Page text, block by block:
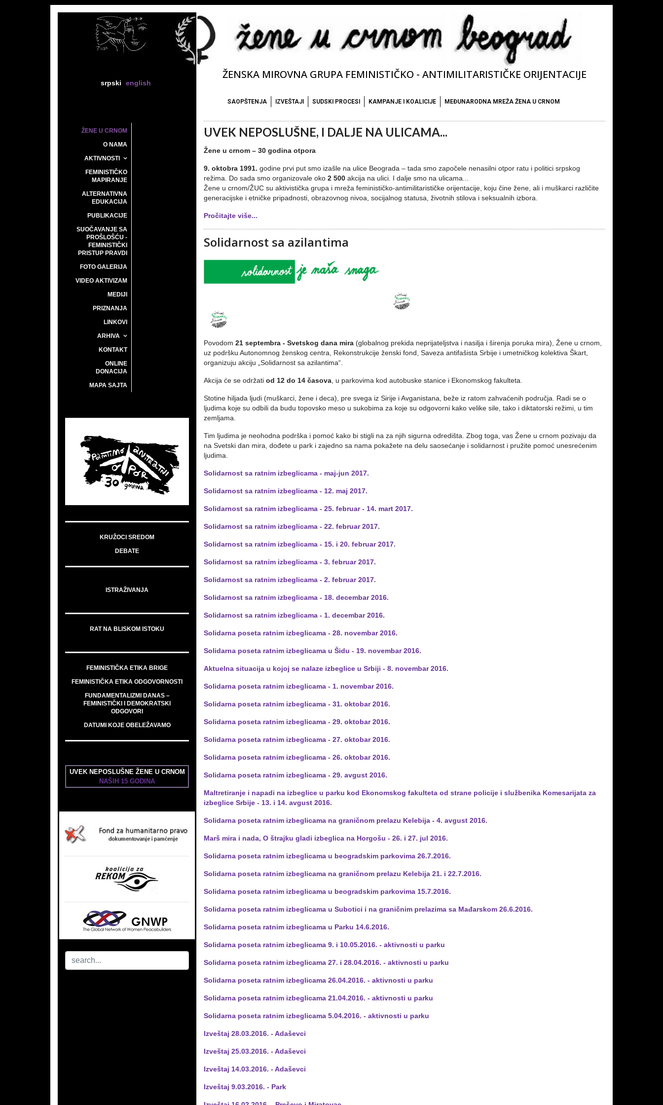
srpski english
ŽENSKA MIROVNA GRUPA FEMINISTIČKO - ANTIMILITARISTIČKE ORIJENTACIJE
SAOPŠTENJA IZVEŠTAJI SUDSKI PROCESI KAMPANJE I KOALICIJE MEĐUNARODNA MREŽA ŽENA U CRNOM
ŽENE U CRNOM
O NAMA
AKTIVNOSTI
FEMINISTIČKO
MAPIRANJE
ALTERNATIVNA
EDUKACIJA
PUBLIKACIJE
SUOČAVANJE SA
PROŠLOŠĆU -
FEMINISTIČKI
PRISTUP PRAVDI
FOTO GALERIJA
VIDEO AKTIVIZAM
MEDIJI
PRIZNANJA
LINKOVI
ARHIVA
KONTAKT
ONLINE
DONACIJA
MAPA SAJTA
KRUŽOCI SREDOM
DEBATE
ISTRAŽIVANJA
RAT NA BLISKOM ISTOKU
FEMINISTIČKA ETIKA BRIGE
FEMINISTIČKA ETIKA ODGOVORNOSTI
FUNDAMENTALIZMI DANAS –
FEMINISTIČKI I DEMOKRATSKI
ODGOVORI
DATUMI KOJE OBELEŽAVAMO
UVEK NEPOSLUŠNE ŽENE U CRNOM
NAŠIH 15 GODINA
UVEK NEPOSLUŠNE, I DALJE NA ULICAMA...
Žene u crnom – 30 godina otpora
9. oktobra 1991. godine prvi put smo izašle na ulice Beograda – tada smo započele nenasilni otpor ratu i politici srpskog
režima. Do sada smo organizovale oko2 500 akcija na ulici. I dalje smo na ulicama...
Žene u crnom/ŽUC su aktivistička grupa i mreža feminističko-antimilitarističke orijentacije, koju čine žene, ali i muškarci različite
generacijske i etničke pripadnosti, obrazovnog nivoa, socijalnog statusa, životnih stilova i seksualnih izbora.
Pročitajte više...
Solidarnost sa azilantima
Povodom21 septembra - Svetskog dana mira (globalnog prekida neprijateljstva i nasilja i širenja poruka mira), Žene u crnom,
uz podršku Autonomnog ženskog centra, Rekonstrukcije ženski fond, Saveza antifašista Srbije i umetničkog kolektiva Škart,
organizuju akciju „Solidarnost sa azilantima“.
Akcija će se održatiod 12 do 14 časova, u parkovima kod autobuske stanice i Ekonomskog fakulteta.
Stotine hiljada ljudi (muškarci, žene i deca), pre svega iz Sirije i Avganistana, beže iz ratom zahvaćenih područja. Radi se o
ljudima koje su odbili da budu topovsko meso u sukobima za koje su odgovorni kako velike sile, tako i diktatorski režimi, u tim
zemljama.
Tim ljudima je neohodna podrška i pomoć kako bi stigli na za njih sigurna odredišta. Zbog toga, vas Žene u crnom pozivaju da
na Svetski dan mira, dođete u park i zajedno sa nama pokažete na delu saosećanje i solidarnost i pružite pomoć unesrećenim
ljudima.
Solidarnost sa ratnim izbeglicama - maj-jun 2017.
Solidarnost sa ratnim izbeglicama - 12. maj 2017.
Solidarnost sa ratnim izbeglicama - 25. februar - 14. mart 2017.
Solidarnost sa ratnim izbeglicama - 22. februar 2017.
Solidarnost sa ratnim izbeglicama - 15. i 20. februar 2017.
Solidarnost sa ratnim izbeglicama - 3. februar 2017.
Solidarnost sa ratnim izbeglicama - 2. februar 2017.
Solidarnost sa ratnim izbeglicama - 18. decembar 2016.
Solidarnost sa ratnim izbeglicama - 1. decembar 2016.
Solidarna poseta ratnim izbeglicama - 28. novembar 2016.
Solidarna poseta ratnim izbeglicama u Šidu - 19. novembar 2016.
Aktuelna situacija u kojoj se nalaze izbeglice u Srbiji - 8. novembar 2016.
Solidarna poseta ratnim izbeglicama - 1. novembar 2016.
Solidarna poseta ratnim izbeglicama - 31. oktobar 2016.
Solidarna poseta ratnim izbeglicama - 29. oktobar 2016.
Solidarna poseta ratnim izbeglicama - 27. oktobar 2016.
Solidarna poseta ratnim izbeglicama - 26. oktobar 2016.
Solidarna poseta ratnim izbeglicama - 29. avgust 2016.
Maltretiranje i napadi na izbeglice u parku kod Ekonomskog fakulteta od strane policije i službenika Komesarijata za
izbeglice Srbije - 13. i 14. avgust 2016.
Solidarna poseta ratnim izbeglicama na graničnom prelazu Kelebija - 4. avgust 2016.
Marš mira i nada, O štrajku gladi izbeglica na Horgošu - 26. i 27. jul 2016.
Solidarna poseta ratnim izbeglicama u beogradskim parkovima 26.7.2016.
Solidarna poseta ratnim izbeglicama na graničnom prelazu Kelebija 21. i 22.7.2016.
Solidarna poseta ratnim izbeglicama u beogradskim parkovima 15.7.2016.
Solidarna poseta ratnim izbeglicama u Subotici i na graničnim prelazima sa Mađarskom 26.6.2016.
Solidarna poseta ratnim izbeglicama u Parku 14.6.2016.
Solidarna poseta ratnim izbeglicama 9. i 10.05.2016. - aktivnosti u parku
Solidarna poseta ratnim izbeglicama 27. i 28.04.2016. - aktivnosti u parku
Solidarna poseta ratnim izbeglicama 26.04.2016. - aktivnosti u parku
Solidarna poseta ratnim izbeglicama 21.04.2016. - aktivnosti u parku
Solidarna poseta ratnim izbeglicama 5.04.2016. - aktivnosti u parku
Izveštaj 28.03.2016. - Adaševci
Izveštaj 25.03.2016. - Adaševci
Izveštaj 14.03.2016. - Adaševci
Izveštaj 9.03.2016. - Park